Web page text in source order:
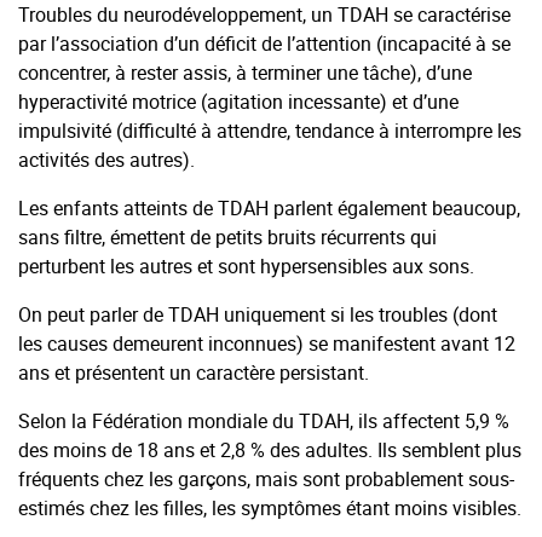
Troubles du neurodéveloppement, un TDAH se caractérise
par l’association d’un déficit de l’attention (incapacité à se
concentrer, à rester assis, à terminer une tâche), d’une
hyperactivité motrice (agitation incessante) et d’une
impulsivité (difficulté à attendre, tendance à interrompre les
activités des autres).
Les enfants atteints de TDAH parlent également beaucoup,
sans filtre, émettent de petits bruits récurrents qui
perturbent les autres et sont hypersensibles aux sons.
On peut parler de TDAH uniquement si les troubles (dont
les causes demeurent inconnues) se manifestent avant 12
ans et présentent un caractère persistant.
Selon la Fédération mondiale du TDAH, ils affectent 5,9 %
des moins de 18 ans et 2,8 % des adultes. Ils semblent plus
fréquents chez les garçons, mais sont probablement sous-
estimés chez les filles, les symptômes étant moins visibles.